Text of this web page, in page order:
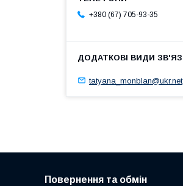
+380 (67) 705-93-35
tatyana_monblan@ukr.net
Повернення та обмін